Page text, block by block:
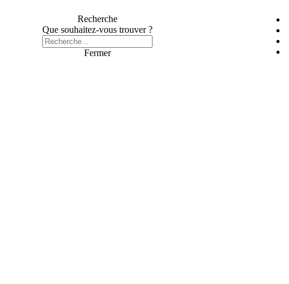
Recherche
Que souhaitez-vous trouver ?
Fermer